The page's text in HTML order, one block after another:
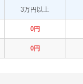
3万円以上
0円
0円